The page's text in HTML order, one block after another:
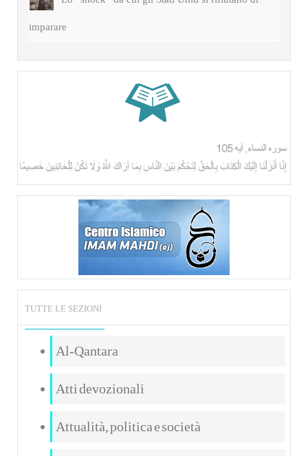
imparare
TUTTE LE SEZIONI
Al-Qantara
Atti devozionali
Attualità, politica e società